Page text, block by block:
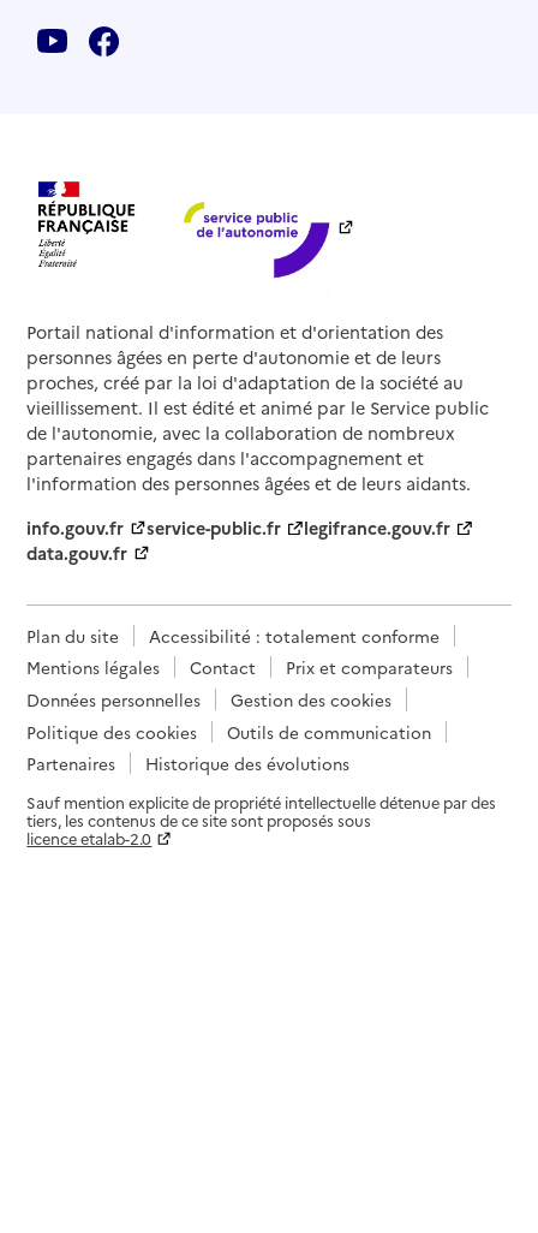
Portail national d'information et d'orientation des
personnes âgées en perte d'autonomie et de leurs
proches, créé par la loi d'adaptation de la société au
vieillissement. Il est édité et animé par le Service public
de l'autonomie, avec la collaboration de nombreux
partenaires engagés dans l'accompagnement et
l'information des personnes âgées et de leurs aidants.
info.gouv.fr
service-public.fr
legifrance.gouv.fr
data.gouv.fr
Plan du site
Accessibilité : totalement conforme
Mentions légales
Contact
Prix et comparateurs
Données personnelles
Gestion des cookies
Politique des cookies
Outils de communication
Partenaires
Historique des évolutions
Sauf mention explicite de propriété intellectuelle détenue par des
tiers, les contenus de ce site sont proposés sous
licence etalab-2.0